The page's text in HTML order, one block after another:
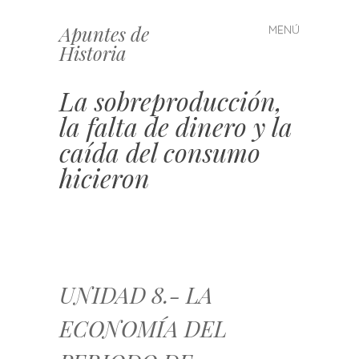
Apuntes de
Historia
MENÚ
Saltar
al
La sobreproducción,
la falta de dinero y la
caída del consumo
hicieron
UNIDAD 8.- LA
ECONOMÍA DEL